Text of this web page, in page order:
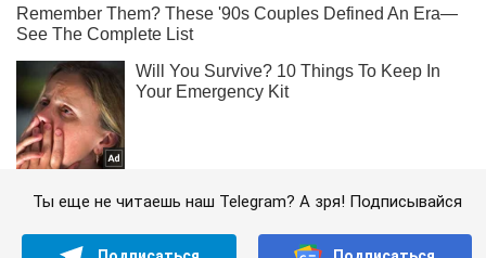
Ты еще не читаешь наш Telegram? А зря! Подписывайся